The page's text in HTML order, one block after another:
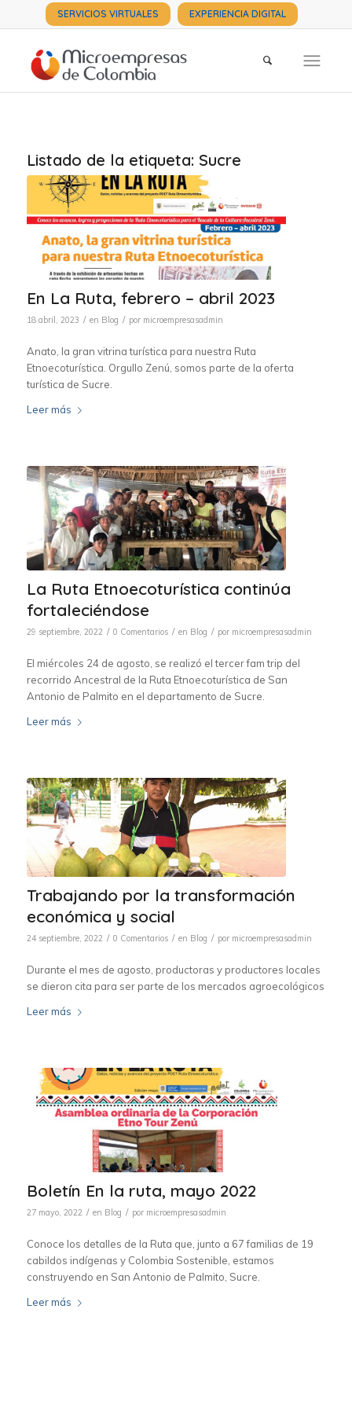
SERVICIOS VIRTUALES EXPERIENCIA DIGITAL
Listado de la etiqueta: Sucre
En La Ruta, febrero – abril 2023
18 abril, 2023 / en Blog / por microempresasadmin
Anato, la gran vitrina turística para nuestra Ruta
Etnoecoturística. Orgullo Zenú, somos parte de la oferta
turística de Sucre.
Leer más
La Ruta Etnoecoturística continúa
fortaleciéndose
29 septiembre, 2022 / 0 Comentarios / en Blog / por microempresasadmin
El miércoles 24 de agosto, se realizó el tercer fam trip del
recorrido Ancestral de la Ruta Etnoecoturística de San
Antonio de Palmito en el departamento de Sucre.
Leer más
Trabajando por la transformación
económica y social
24 septiembre, 2022 / 0 Comentarios / en Blog / por microempresasadmin
Durante el mes de agosto, productoras y productores locales
se dieron cita para ser parte de los mercados agroecológicos
Leer más
Boletín En la ruta, mayo 2022
27 mayo, 2022 / en Blog / por microempresasadmin
Conoce los detalles de la Ruta que, junto a 67 familias de 19
cabildos indígenas y Colombia Sostenible, estamos
construyendo en San Antonio de Palmito, Sucre.
Leer más